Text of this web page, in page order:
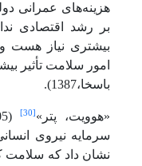
هزینه‌های عمرانی
بر رشد اقتصادی
بیشتری نیاز هست و
امور سلامت تأثیر
باسخا،1387).
«هوویت، پتر» [30]
سرمایه نیروی
نشان داد که